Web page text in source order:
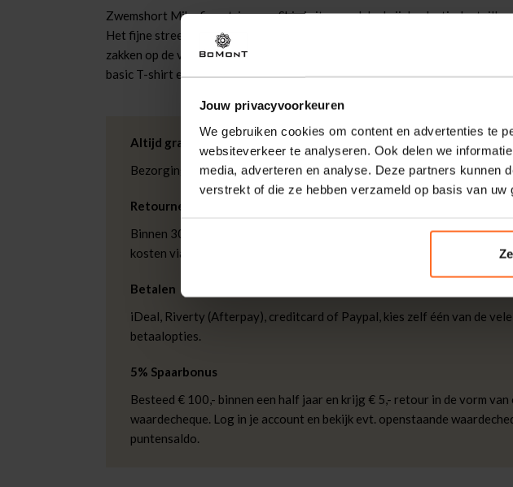
Jouw privacyvoorkeuren
We gebruiken cookies om content en advertenties te
websiteverkeer te analyseren. Ook delen we
media, adverteren en analyse. Deze partners kunnen
verstrekt of die ze hebben verzameld op basis van uw
Zwemshort Mike fine stripe van Shiwi zit soepel dankzij de elastische taille
Het fijne streeppatroon en het subtiele logo geven een sportieve, casual
zakken op de voorzijde en achterzijde is er plek voor kleine essentials.
basic T-shirt en slippers.
Altijd gratis bezorging
Bezorging is altijd gratis, binnen 1-3 werkdagen thuisgeleverd met
Retourneren
Binnen 30 dagen eenvoudig retourneren via DHL voor slechts € 4,95
kosten via PostNL. In de Bomont winkels kunt u ook gratis retourneren.
Betalen
iDeal, Riverty (Afterpay), creditcard of Paypal, kies zelf één van de vele
betaalopties.
5% Spaarbonus
Besteed € 100,- binnen een half jaar en krijg € 5,- retour in de vorm van
waardecheque. Log in je account en bekijk evt. openstaande
puntensaldo.